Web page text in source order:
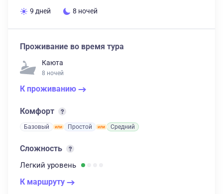
9 дней 8 ночей
Проживание во время тура
Каюта
8 ночей
К проживанию
Комфорт
Базовый Простой Средний
Сложность
Легкий уровень
К маршруту